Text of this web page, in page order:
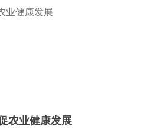
农业健康发展